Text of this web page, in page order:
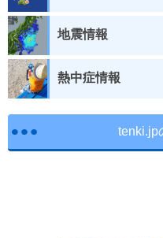
地震情報
熱中症情報
tenki.jp